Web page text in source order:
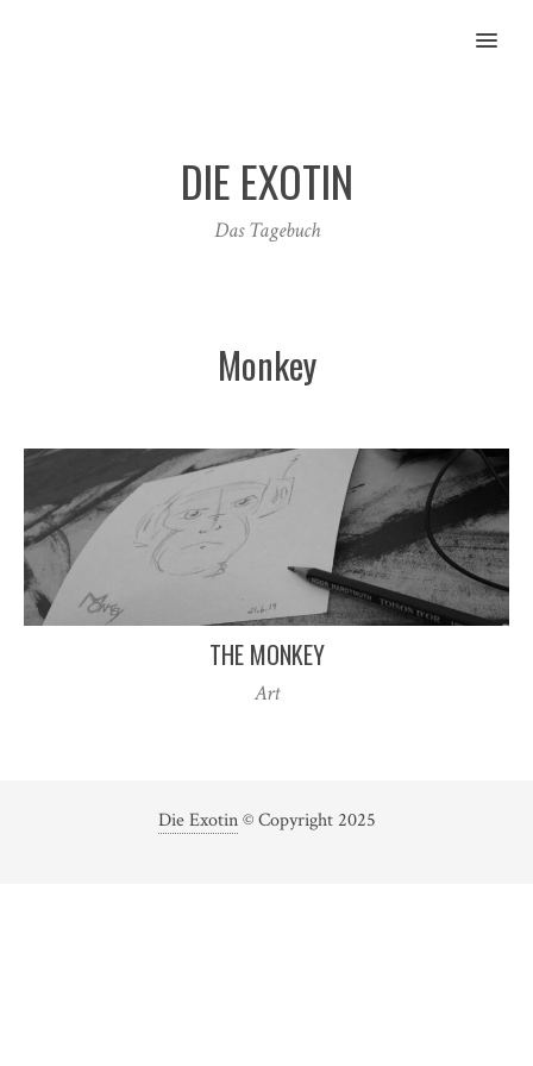
MENU
DIE EXOTIN
Das Tagebuch
Monkey
THE MONKEY
Art
Die Exotin© Copyright 2025